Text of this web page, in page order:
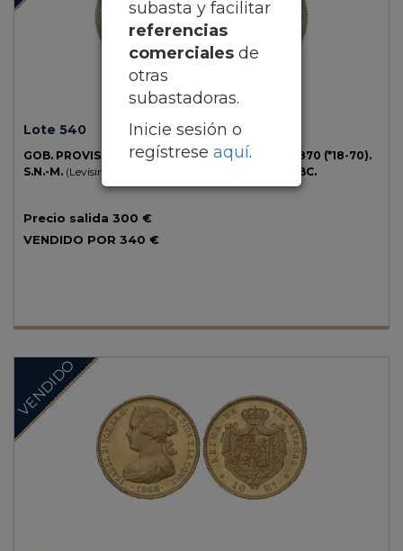
Lote 540
GOB. PROVISIONAL y I REPÚBLICA.5 Pesetas.
1870 (*18-70).
S.N.-M. (Levísimas rayitas). Restos de brillo original. EBC.
Precio salida 300 €
VENDIDO POR 340 €
VENDIDO
subasta y facilitar
referencias
comerciales de
otras
subastadoras.
Inicie sesión o
regístrese aquí.